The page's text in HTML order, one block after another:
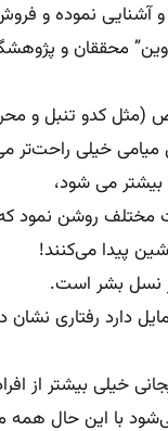
نموده و
محققان و
کدو تنبل و
خیلی راحت‌تر
می شود،
یکی به خاطر “اثر اجتماع یا جوزدگی”
پیدا می‌کنند!
نسل بشر است.
دارد رفتاری
خیلی بیشتر از
با این حال